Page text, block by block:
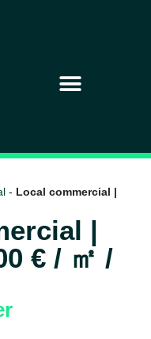
- Local commercial |
|
€ / ㎡ /